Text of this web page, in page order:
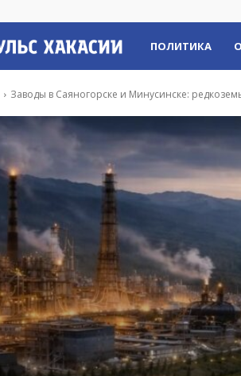
Пульс
Хакасии
ПОЛИТИКА
Заводы в Саяногорске и Минусинске: